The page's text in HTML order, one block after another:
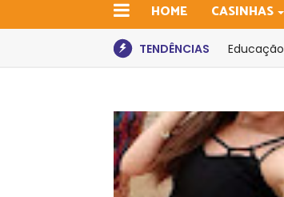
HOME CASINHAS
TENDÊNCIAS Educação